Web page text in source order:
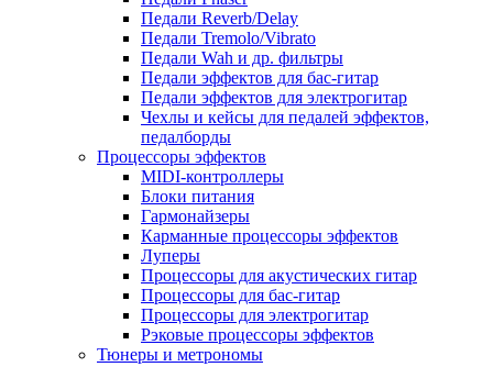
Педали Reverb/Delay
Педали Tremolo/Vibrato
Педали Wah и др. фильтры
Педали эффектов для бас-гитар
Педали эффектов для электрогитар
Чехлы и кейсы для педалей эффектов,
педалборды
Процессоры эффектов
MIDI-контроллеры
Блоки питания
Гармонайзеры
Карманные процессоры эффектов
Луперы
Процессоры для акустических гитар
Процессоры для бас-гитар
Процессоры для электрогитар
Рэковые процессоры эффектов
Тюнеры и метрономы